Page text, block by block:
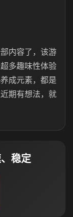
内容了，该游
多趣味性体验
成元素，都是
期有想法，就
稳定